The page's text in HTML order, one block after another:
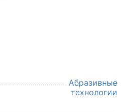
Абразивные
технологии